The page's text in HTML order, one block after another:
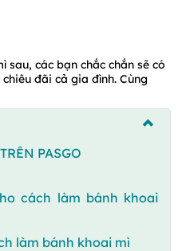
sau, các bạn chắc chắn sẽ có
đãi cả gia đình. Cùng
PASGO
cách làm bánh khoai
làm bánh khoai mì